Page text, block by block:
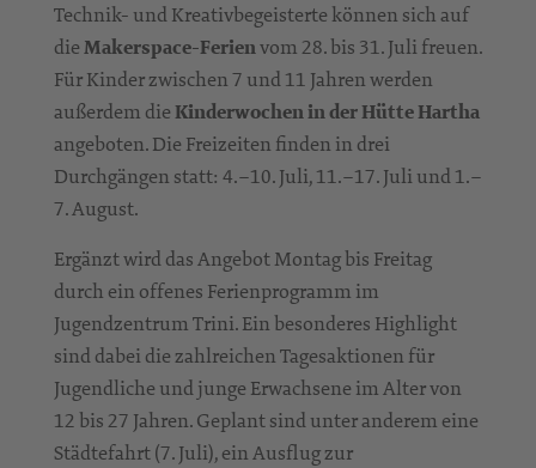
Technik- und Kreativbegeisterte können sich auf
dieMakerspace-Ferienvom 28. bis 31. Juli freuen.
Für Kinder zwischen 7 und 11 Jahren werden
außerdem dieKinderwochen in der Hütte Hartha
angeboten. Die Freizeiten finden in drei
Durchgängen statt: 4.–10. Juli, 11.–17. Juli und 1.–
7. August.
Ergänzt wird das Angebot Montag bis Freitag
durch ein offenes Ferienprogramm im
Jugendzentrum Trini. Ein besonderes Highlight
sind dabei die zahlreichen Tagesaktionen für
Jugendliche und junge Erwachsene im Alter von
12 bis 27 Jahren. Geplant sind unter anderem eine
Städtefahrt (7. Juli), ein Ausflug zur